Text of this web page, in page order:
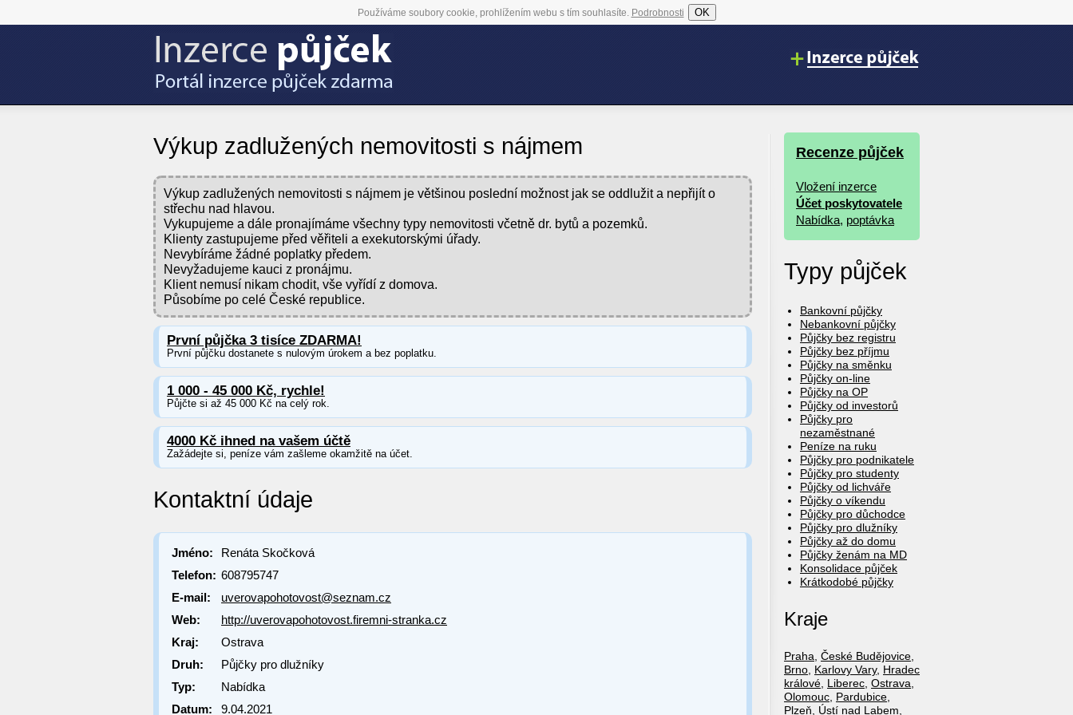
Používáme soubory cookie, prohlížením webu s tím souhlasíte. Podrobnosti OK
Výkup zadlužených nemovitosti s nájmem
Výkup zadlužených nemovitosti s nájmem je většinou poslední možnost jak se oddlužit a nepřijít o
střechu nad hlavou.
Vykupujeme a dále pronajímáme všechny typy nemovitosti včetně dr. bytů a pozemků.
Klienty zastupujeme před věřiteli a exekutorskými úřady.
Nevybíráme žádné poplatky předem.
Nevyžadujeme kauci z pronájmu.
Klient nemusí nikam chodit, vše vyřídí z domova.
Působíme po celé České republice.
První půjčka 3 tisíce ZDARMA!
První půjčku dostanete s nulovým úrokem a bez poplatku.
1 000 - 45 000 Kč, rychle!
Půjčte si až 45 000 Kč na celý rok.
4000 Kč ihned na vašem účtě
Zažádejte si, peníze vám zašleme okamžitě na účet.
Kontaktní údaje
Jméno:
Renáta Skočková
Telefon: 608795747
E-mail:
uverovapohotovost@seznam.cz
Web:
http://uverovapohotovost.firemni-stranka.cz
Kraj:
Ostrava
Druh:
Půjčky pro dlužníky
Typ:
Nabídka
Datum:
9.04.2021
Recenze půjček
Vložení inzerce
Účet poskytovatele
Nabídka, poptávka
Typy půjček
Bankovní půjčky
Nebankovní půjčky
Půjčky bez registru
Půjčky bez příjmu
Půjčky na směnku
Půjčky on-line
Půjčky na OP
Půjčky od investorů
Půjčky pro
nezaměstnané
Peníze na ruku
Půjčky pro podnikatele
Půjčky pro studenty
Půjčky od lichváře
Půjčky o víkendu
Půjčky pro důchodce
Půjčky pro dlužníky
Půjčky až do domu
Půjčky ženám na MD
Konsolidace půjček
Krátkodobé půjčky
Kraje
Praha, České Budějovice,
Brno, Karlovy Vary, Hradec
králové, Liberec, Ostrava,
Olomouc, Pardubice,
Plzeň, Ústí nad Labem,